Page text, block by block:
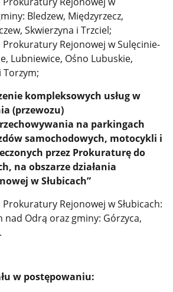
Bledzew, Międzyrzecz,
Skwierzyna i Trzciel;
Prokuratury Rejonowej w Sulęcinie-
Lubniewice, Ośno Lubuskie,
Torzym;
kompleksowych usług w
(przewozu)
na parkingach
samochodowych, motocykli i
przez Prokuraturę do
na obszarze działania
w Słubicach”
Prokuratury Rejonowej w Słubicach:
nad Odrą oraz gminy: Górzyca,
w postępowaniu: